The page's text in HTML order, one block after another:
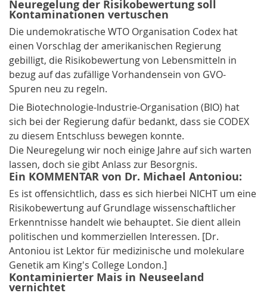
Neuregelung der Risikobewertung soll
Kontaminationen vertuschen
Die undemokratische WTO Organisation Codex hat
einen Vorschlag der amerikanischen Regierung
gebilligt, die Risikobewertung von Lebensmitteln in
bezug auf das zufällige Vorhandensein von GVO-
Spuren neu zu regeln.
Die Biotechnologie-Industrie-Organisation (BIO) hat
sich bei der Regierung dafür bedankt, dass sie CODEX
zu diesem Entschluss bewegen konnte.
Die Neuregelung wir noch einige Jahre auf sich warten
lassen, doch sie gibt Anlass zur Besorgnis.
Ein KOMMENTAR von Dr. Michael Antoniou:
Es ist offensichtlich, dass es sich hierbei NICHT um eine
Risikobewertung auf Grundlage wissenschaftlicher
Erkenntnisse handelt wie behauptet. Sie dient allein
politischen und kommerziellen Interessen. [Dr.
Antoniou ist Lektor für medizinische und molekulare
Genetik am King's College London.]
Kontaminierter Mais in Neuseeland
vernichtet